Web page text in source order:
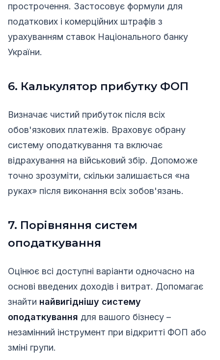
прострочення. Застосовує формули для
податкових і комерційних штрафів з
урахуванням ставок Національного банку
України.
6. Калькулятор прибутку ФОП
Визначає чистий прибуток після всіх
обов'язкових платежів. Враховує обрану
систему оподаткування та включає
відрахування на військовий збір. Допоможе
точно зрозуміти, скільки залишається «на
руках» після виконання всіх зобов'язань.
7. Порівняння систем
оподаткування
Оцінює всі доступні варіанти одночасно на
основі введених доходів і витрат. Допомагає
знайти найвигіднішу систему
оподаткування для вашого бізнесу –
незамінний інструмент при відкритті ФОП або
зміні групи.